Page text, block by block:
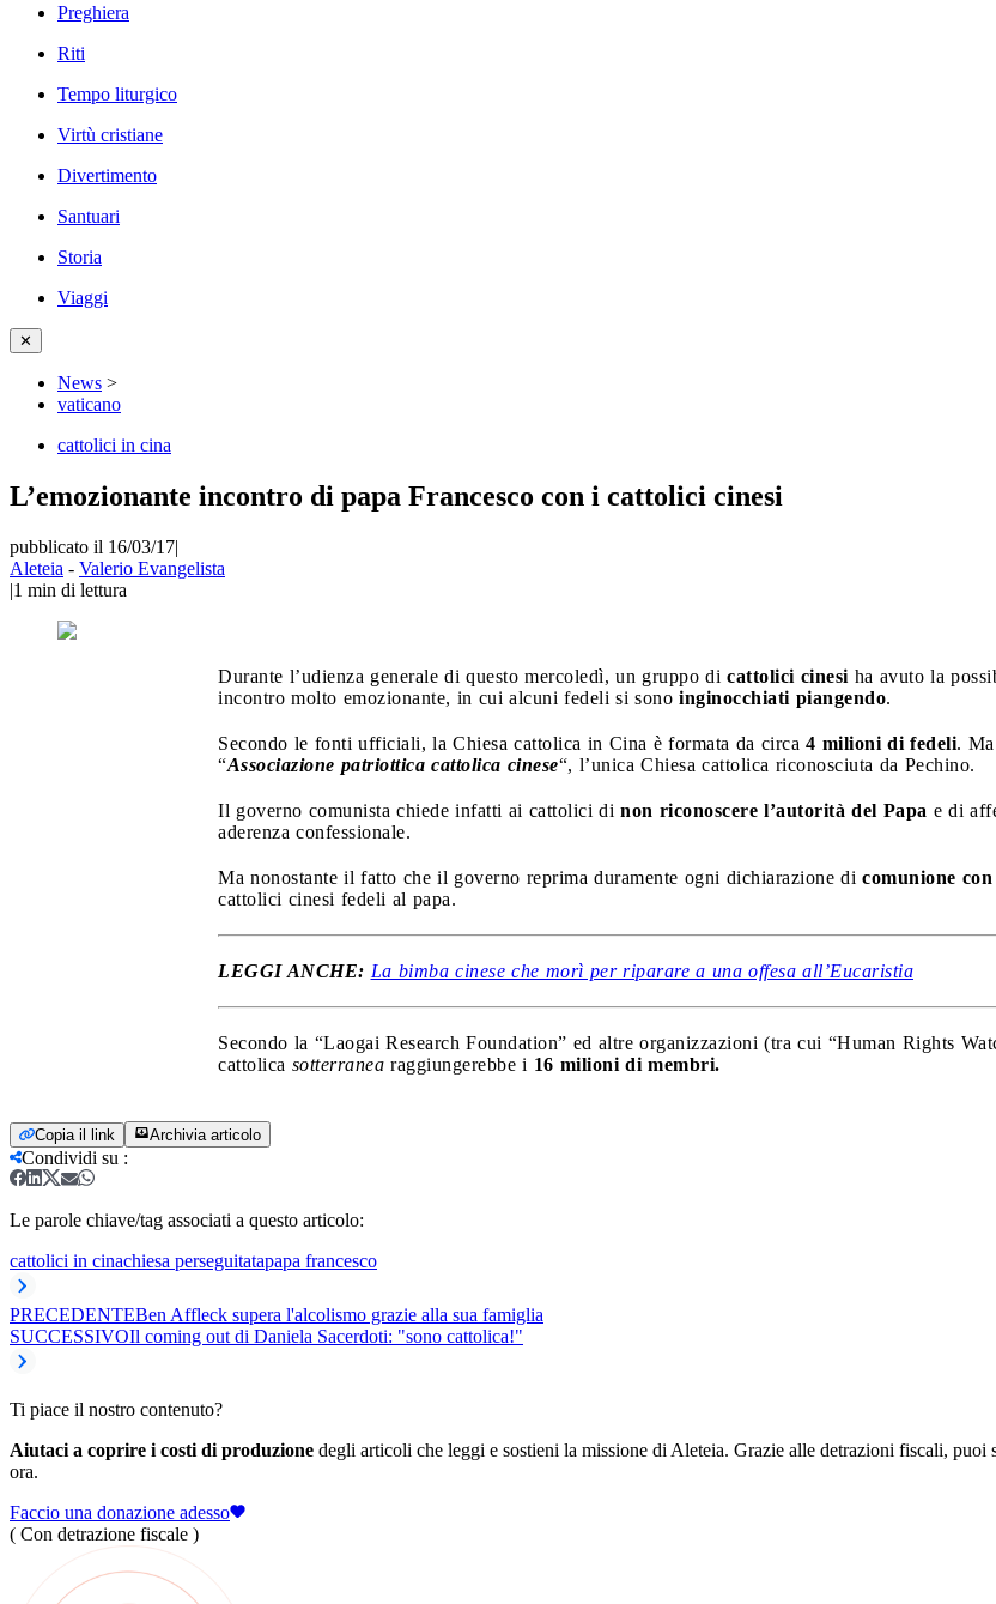
Preghiera
Riti
Tempo liturgico
Virtù cristiane
Divertimento
Santuari
Storia
Viaggi
✕
News >
vaticano
cattolici in cina
L’emozionante incontro di papa Francesco con i cattolici cinesi
pubblicato il 16/03/17|
Aleteia - Valerio Evangelista
|1 min di lettura
Durante l’udienza generale di questo mercoledì, un gruppo di cattolici cinesi ha avuto la
incontro molto emozionante, in cui alcuni fedeli si sono inginocchiati piangendo.
Secondo le fonti ufficiali, la Chiesa cattolica in Cina è formata da circa 4 milioni di fedeli.
“Associazione patriottica cattolica cinese“, l’unica Chiesa cattolica riconosciuta da Pechino.
Il governo comunista chiede infatti ai cattolici di non riconoscere l’autorità del Papa e di
aderenza confessionale.
Ma nonostante il fatto che il governo reprima duramente ogni dichiarazione di comunione
cattolici cinesi fedeli al papa.
LEGGI ANCHE: La bimba cinese che morì per riparare a una offesa all’Eucaristia
Secondo la “Laogai Research Foundation” ed altre organizzazioni (tra cui “Human Rights
cattolica sotterranea raggiungerebbe i 16 milioni di membri.
Copia il link Archivia articolo
Condividi su :
Le parole chiave/tag associati a questo articolo:
cattolici in cinachiesa perseguitatapapa francesco
PRECEDENTEBen Affleck supera l'alcolismo grazie alla sua famiglia
SUCCESSIVOIl coming out di Daniela Sacerdoti: "sono cattolica!"
Ti piace il nostro contenuto?
Aiutaci a coprire i costi di produzione degli articoli che leggi e sostieni la missione di Aleteia. Grazie alle detrazioni fiscali, puoi
ora.
Faccio una donazione adesso
( Con detrazione fiscale )